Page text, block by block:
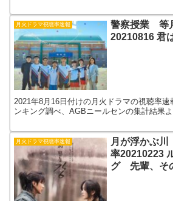
月火ドラマ視聴率速報
警察授業 等
20210816 君
2021年8月16日付けの月火ドラマの視聴率速
ンキング調べ、AGBニールセンの集計結果よ
月火ドラマ視聴率速報
月が浮かぶ
率20210223
グ 先輩、そ